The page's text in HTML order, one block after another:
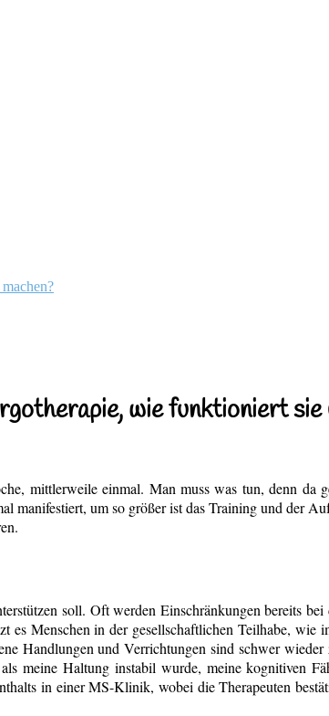
wie funktioniert sie
mittlerweile einmal. Man muss was tun, denn da
manifestiert, um so größer ist das Training und der
soll. Oft werden Einschränkungen bereits
Menschen in der gesellschaftlichen Teilhabe, wie
Handlungen und Verrichtungen sind schwer
meine Haltung instabil wurde, meine kognitiven
in einer MS-Klinik, wobei die Therapeuten